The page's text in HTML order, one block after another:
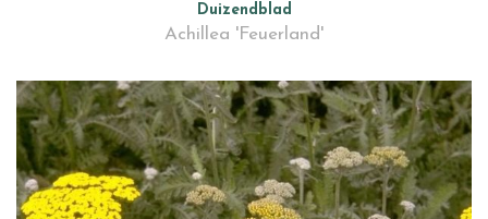
Duizendblad
Achillea 'Feuerland'